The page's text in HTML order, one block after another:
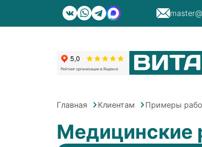
Главная Клиентам Примеры
Медицинские